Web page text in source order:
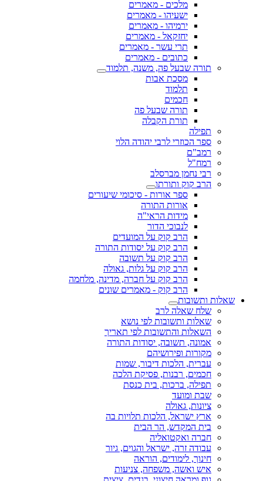
מלכים - מאמרים
ישעיהו - מאמרים
ירמיהו - מאמרים
יחזקאל - מאמרים
תרי עשר - מאמרים
כתובים - מאמרים
תורה שבעל פה, משנה, תלמוד
מסכת אבות
תלמוד
חכמים
תורה שבעל פה
תורת הקבלה
תפילה
ספר הכוזרי לרבי יהודה הלוי
רמב"ם
רמח"ל
רבי נחמן מברסלב
הרב קוק ותורתו
ספר אורות - סיכומי שיעורים
אורות התורה
מידות הראי"ה
לנבוכי הדור
הרב קוק על המועדים
הרב קוק על יסודות התורה
הרב קוק על תשובה
הרב קוק על גלות, גאולה
הרב קוק על חברה, מדינה, מלחמה
הרב קוק - מאמרים שונים
שאלות ותשובות
שלח שאלה לרב
שאלות ותשובות לפי נושא
השאלות והתשובות לפי תאריך
אמונה, תשובה, יסודות התורה
מקורות ופירושיהם
עברית, הלכות דיבור, שמות
חכמים, רבנות, פסיקת הלכה
תפילה, ברכות, בית כנסת
שבת ומועד
ציונות, גאולה
ארץ ישראל, הלכות תלויות בה
בית המקדש, הר הבית
חברה ואקטואליה
עבודה זרה, ישראל והגוים, גיור
חינוך, לימודים, הוראה
איש ואשה, משפחה, צניעות